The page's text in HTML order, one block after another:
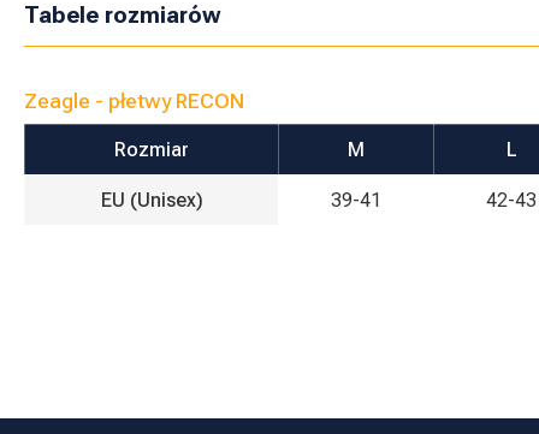
Tabele rozmiarów
Zeagle - płetwy RECON
Rozmiar M L
EU (Unisex) 39-41 42-43